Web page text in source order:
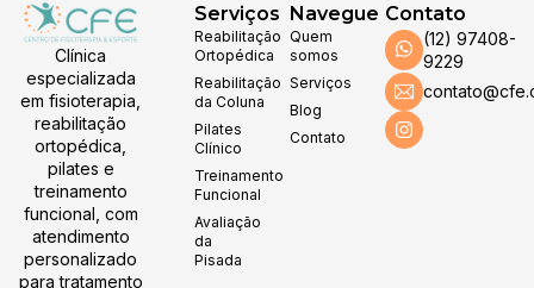
Clínica
especializada
em fisioterapia,
reabilitação
ortopédica,
pilates e
treinamento
funcional, com
atendimento
personalizado
para tratamento
Serviços
Reabilitação
Ortopédica
Reabilitação
da Coluna
Pilates
Clínico
Treinamento
Funcional
Avaliação
da
Pisada
Navegue
Quem
somos
Serviços
Blog
Contato
Contato
(12) 97408-
9229